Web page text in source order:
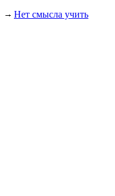
Нет смысла учить